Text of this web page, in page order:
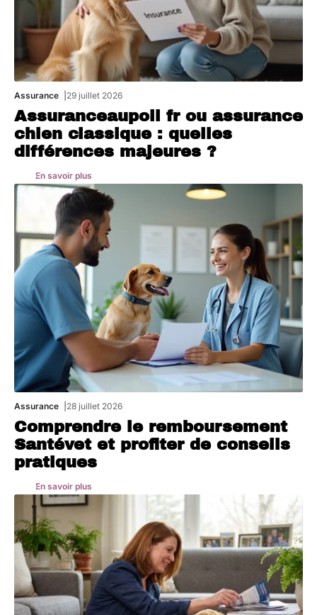
Assurance 29 juillet 2026
Assuranceaupoil fr ou assurance
chien classique : quelles
différences majeures ?
En savoir plus
Assurance 28 juillet 2026
Comprendre le remboursement
Santévet et profiter de conseils
pratiques
En savoir plus